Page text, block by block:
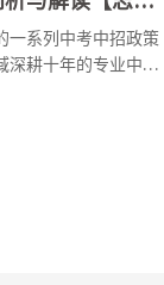
一系列中考中招政策
深耕十年的专业中考
政策报考篇、考试